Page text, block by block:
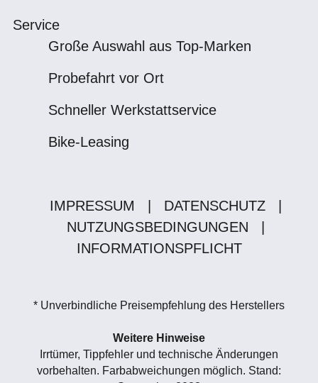
Service
Große Auswahl aus Top-Marken
Probefahrt vor Ort
Schneller Werkstattservice
Bike-Leasing
IMPRESSUM DATENSCHUTZ
NUTZUNGSBEDINGUNGEN
INFORMATIONSPFLICHT
* Unverbindliche Preisempfehlung des Herstellers
Weitere Hinweise
Irrtümer, Tippfehler und technische Änderungen
vorbehalten. Farbabweichungen möglich. Stand: